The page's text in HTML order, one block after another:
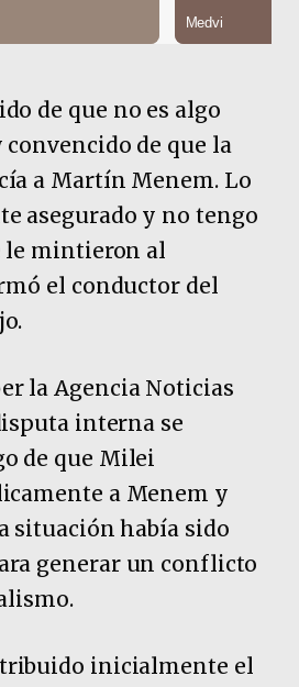
de que no es algo
convencido de que la
a Martín Menem. Lo
asegurado y no tengo
le mintieron al
el conductor del
la Agencia Noticias
interna se
de que Milei
a Menem y
situación había sido
generar un conflicto
inicialmente el